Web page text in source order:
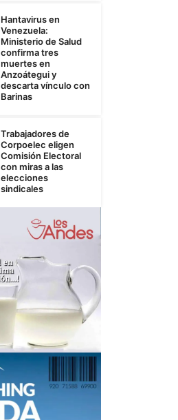
Hantavirus en
Venezuela:
Ministerio de Salud
confirma tres
muertes en
Anzoátegui y
descarta vínculo con
Barinas
Trabajadores de
Corpoelec eligen
Comisión Electoral
con miras a las
elecciones
sindicales